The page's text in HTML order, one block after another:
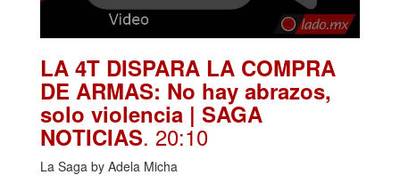
LA 4T DISPARA LA COMPRA
DE ARMAS: No hay abrazos,
solo violencia | SAGA
NOTICIAS. 20:10
La Saga by Adela Micha